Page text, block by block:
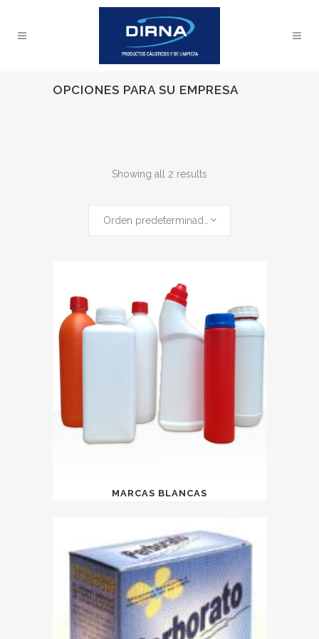
OPCIONES PARA SU EMPRESA
Showing all 2 results
MARCAS BLANCAS